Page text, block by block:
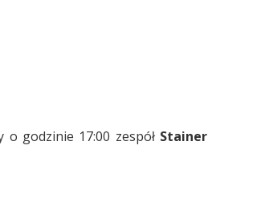
o godzinie 17:00 zespółStainer